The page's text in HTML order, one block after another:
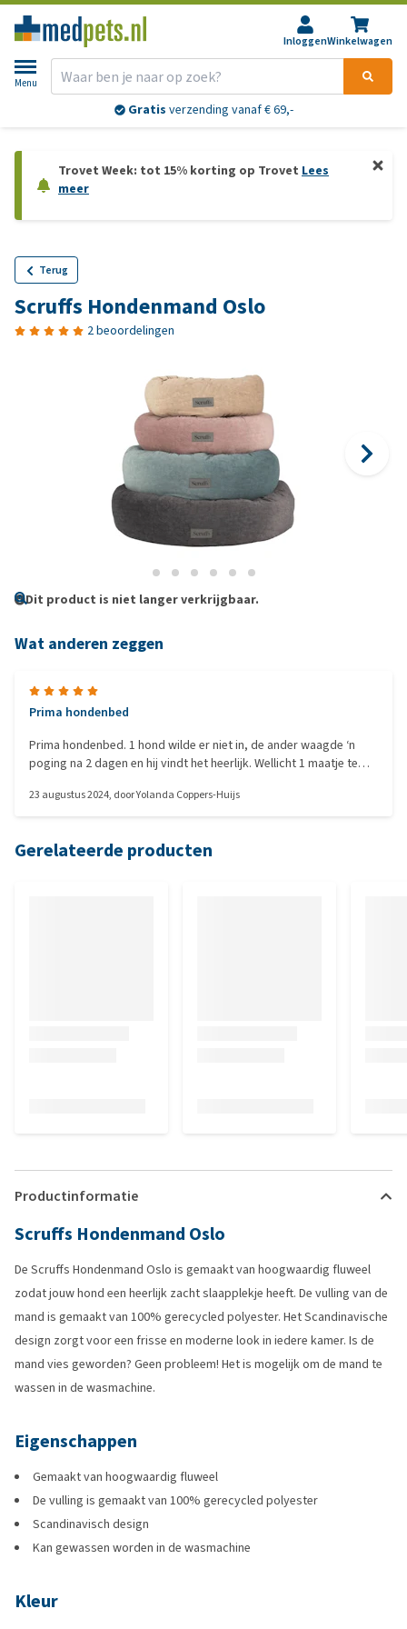
InloggenWinkelwagen
Menu
Gratis verzending vanaf € 69,-
Trovet Week: tot 15% korting op Trovet Lees
meer
Terug
Scruffs Hondenmand Oslo
2 beoordelingen
Dit product is niet langer verkrijgbaar.
Wat anderen zeggen
Prima hondenbed
Prima hondenbed. 1 hond wilde er niet in, de ander waagde ‘n
poging na 2 dagen en hij vindt het heerlijk. Wellicht 1 maatje te
23 augustus 2024, doorYolanda Coppers-Huijs
Gerelateerde producten
Productinformatie
Scruffs Hondenmand Oslo
De Scruffs Hondenmand Oslo is gemaakt van hoogwaardig fluweel
zodat jouw hond een heerlijk zacht slaapplekje heeft. De vulling van de
mand is gemaakt van 100% gerecycled polyester. Het Scandinavische
design zorgt voor een frisse en moderne look in iedere kamer. Is de
mand vies geworden? Geen probleem! Het is mogelijk om de mand te
wassen in de wasmachine.
Eigenschappen
Gemaakt van hoogwaardig fluweel
De vulling is gemaakt van 100% gerecycled polyester
Scandinavisch design
Kan gewassen worden in de wasmachine
Kleur